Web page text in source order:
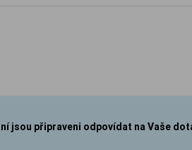
jsou připraveni odpovídat na Vaše